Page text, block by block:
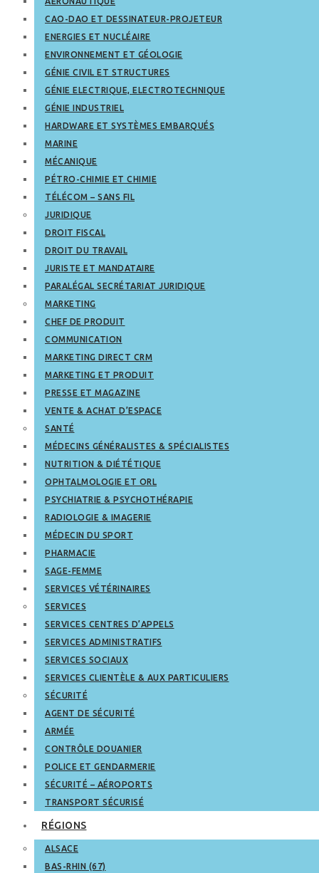
CAO-DAO ET DESSINATEUR-PROJETEUR
ENERGIES ET NUCLÉAIRE
ENVIRONNEMENT ET GÉOLOGIE
GÉNIE CIVIL ET STRUCTURES
GÉNIE ELECTRIQUE, ELECTROTECHNIQUE
GÉNIE INDUSTRIEL
HARDWARE ET SYSTÈMES EMBARQUÉS
MARINE
MÉCANIQUE
PÉTRO-CHIMIE ET CHIMIE
TÉLÉCOM – SANS FIL
JURIDIQUE
DROIT FISCAL
DROIT DU TRAVAIL
JURISTE ET MANDATAIRE
PARALÉGAL SECRÉTARIAT JURIDIQUE
MARKETING
CHEF DE PRODUIT
COMMUNICATION
MARKETING DIRECT CRM
MARKETING ET PRODUIT
PRESSE ET MAGAZINE
VENTE & ACHAT D’ESPACE
SANTÉ
MÉDECINS GÉNÉRALISTES & SPÉCIALISTES
NUTRITION & DIÉTÉTIQUE
OPHTALMOLOGIE ET ORL
PSYCHIATRIE & PSYCHOTHÉRAPIE
RADIOLOGIE & IMAGERIE
MÉDECIN DU SPORT
PHARMACIE
SAGE-FEMME
SERVICES VÉTÉRINAIRES
SERVICES
SERVICES CENTRES D’APPELS
SERVICES ADMINISTRATIFS
SERVICES SOCIAUX
SERVICES CLIENTÈLE & AUX PARTICULIERS
SÉCURITÉ
AGENT DE SÉCURITÉ
ARMÉE
CONTRÔLE DOUANIER
POLICE ET GENDARMERIE
SÉCURITÉ – AÉROPORTS
TRANSPORT SÉCURISÉ
RÉGIONS
ALSACE
BAS-RHIN (67)